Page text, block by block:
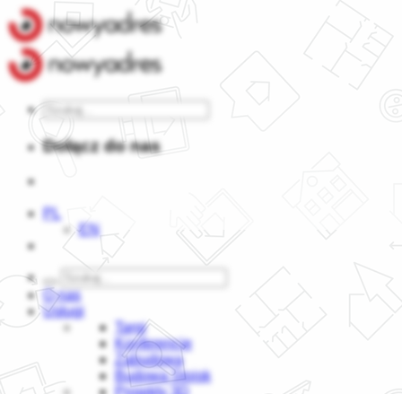
Dołącz do nas
PL
EN
O nas
Usługi
Targi
Konferencje
Zabudowa
Budowa Stoisk